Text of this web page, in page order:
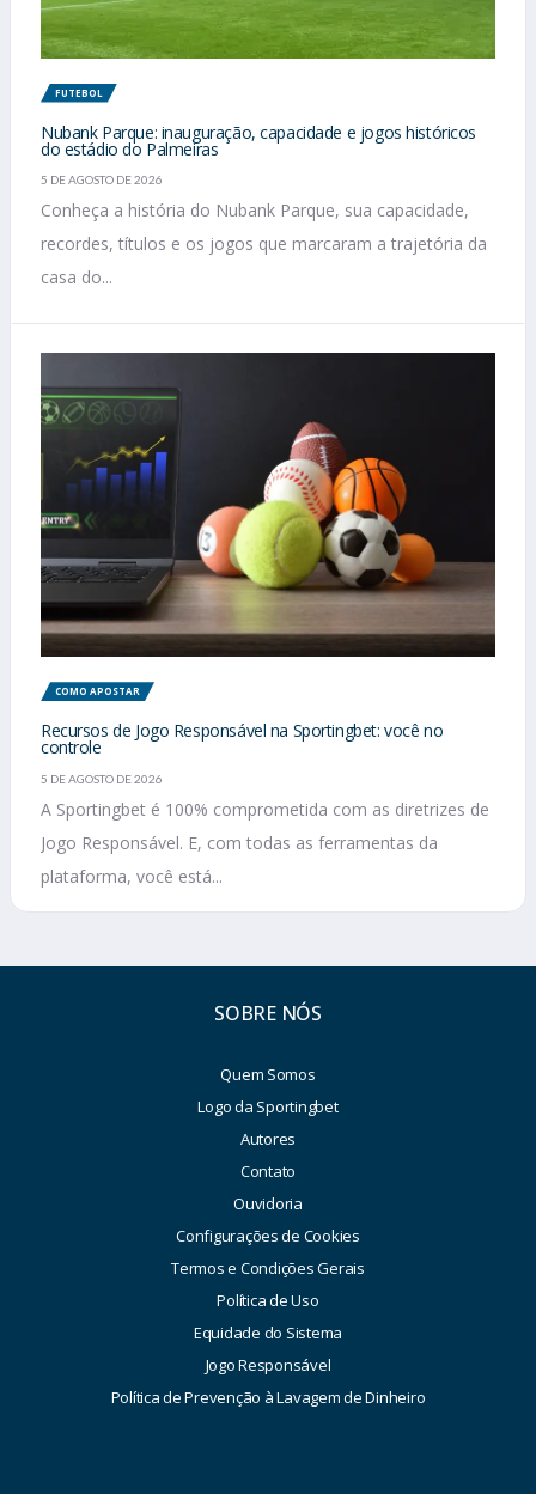
FUTEBOL
Nubank Parque: inauguração, capacidade e jogos históricos
do estádio do Palmeiras
5 DE AGOSTO DE 2026
Conheça a história do Nubank Parque, sua capacidade,
recordes, títulos e os jogos que marcaram a trajetória da
casa do...
COMO APOSTAR
Recursos de Jogo Responsável na Sportingbet: você no
controle
5 DE AGOSTO DE 2026
A Sportingbet é 100% comprometida com as diretrizes de
Jogo Responsável. E, com todas as ferramentas da
plataforma, você está...
SOBRE NÓS
Quem Somos
Logo da Sportingbet
Autores
Contato
Ouvidoria
Configurações de Cookies
Termos e Condições Gerais
Política de Uso
Equidade do Sistema
Jogo Responsável
Política de Prevenção à Lavagem de Dinheiro